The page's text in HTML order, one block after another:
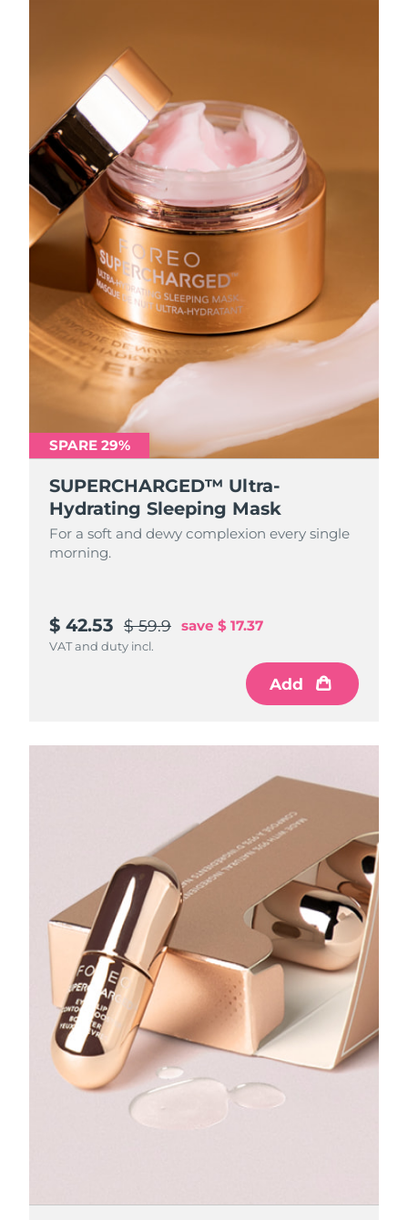
SPARE 29%
SUPERCHARGED™ Ultra-
Hydrating Sleeping Mask
For a soft and dewy complexion every single
morning.
$ 42.53 $ 59.9 save $ 17.37
VAT and duty incl.
Add